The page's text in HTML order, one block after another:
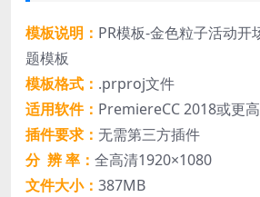
模板说明： PR模板-金色粒子活动开
题模板
模板格式： .prproj文件
适用软件： PremiereCC 2018或更
插件要求： 无需第三方插件
分 辨 率： 全高清1920×1080
文件大小： 387MB